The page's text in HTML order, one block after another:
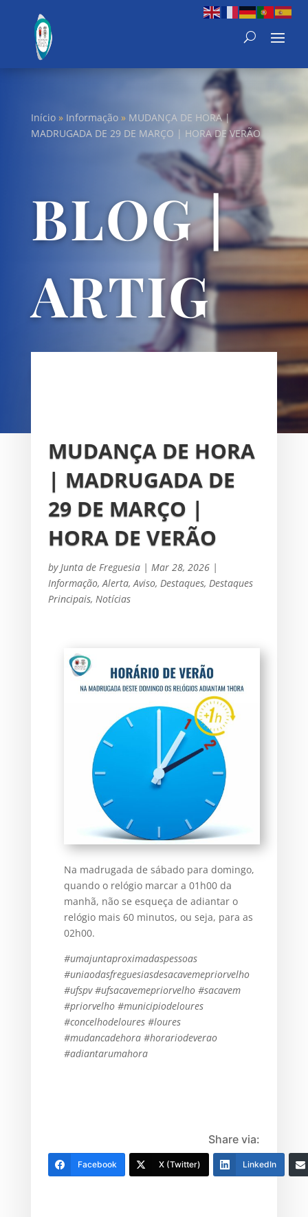
Início» Informação» MUDANÇA DE HORA |
MADRUGADA DE 29 DE MARÇO | HORA DE VERÃO
BLOG |
ARTIG
OS
MUDANÇA DE HORA
| MADRUGADA DE
29 DE MARÇO |
HORA DE VERÃO
by Junta de Freguesia| Mar 28, 2026|
Informação, Alerta, Aviso, Destaques, Destaques
Principais, Notícias
Na madrugada de sábado para domingo,
quando o relógio marcar a 01h00 da
manhã, não se esqueça de adiantar o
relógio mais 60 minutos, ou seja, para as
02h00.
#umajuntaproximadaspessoas
#uniaodasfreguesiasdesacavemepriorvelho
#ufspv #ufsacavemepriorvelho #sacavem
#priorvelho #municipiodeloures
#concelhodeloures #loures
#mudancadehora #horariodeverao
#adiantarumahora
Share via:
Facebook X (Twitter) LinkedIn